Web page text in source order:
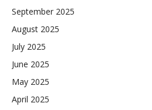
September 2025
August 2025
July 2025
June 2025
May 2025
April 2025